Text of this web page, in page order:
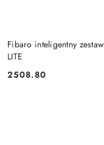
Fibaro inteligentny
LITE
Cena:
2508.80